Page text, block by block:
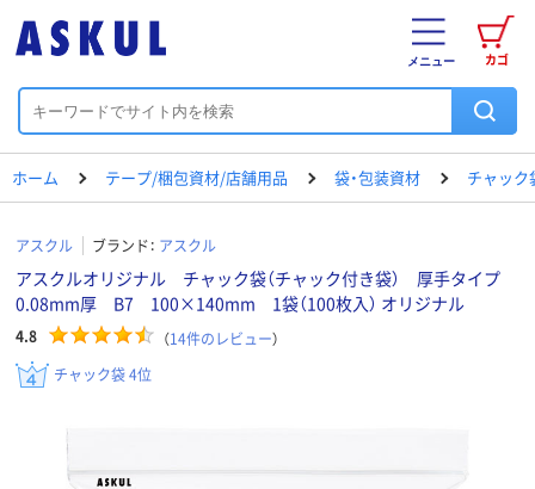
カゴ
メニュー
ホーム テープ/梱包資材/店舗用品 袋・包装資材 チャック
アスクル ブランド： アスクル
アスクルオリジナル チャック袋（チャック付き袋） 厚手タイプ
0.08mm厚 B7 100×140mm 1袋（100枚入） オリジナル
4.8 （14件のレビュー）
チャック袋 4位